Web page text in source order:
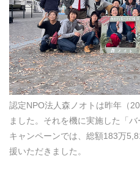
認定NPO法人森ノオトは昨年（
ました。それを機に実施した「
キャンペーンでは、総額183万
援いただきました。